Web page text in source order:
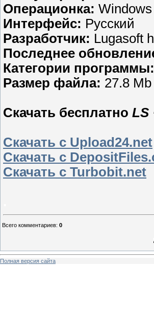
Операционка:
Интерфейс: Русский
Разработчик: Lugasoft
Последнее
Категории программы:
Размер файла: 27.8 Mb
Скачать бесплатно LS
Скачать с Upload24.net
Скачать с
Скачать с Turbobit.net
Всего комментариев: 0
Полная версия сайта